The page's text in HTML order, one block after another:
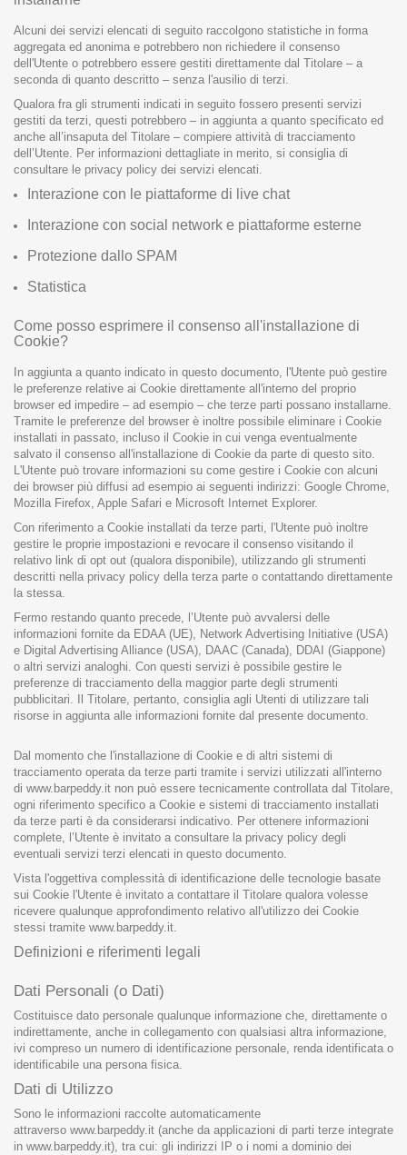
Alcuni dei servizi elencati di seguito raccolgono statistiche in forma
aggregata ed anonima e potrebbero non richiedere il consenso
dell'Utente o potrebbero essere gestiti direttamente dal Titolare – a
seconda di quanto descritto – senza l'ausilio di terzi.
Qualora fra gli strumenti indicati in seguito fossero presenti servizi
gestiti da terzi, questi potrebbero – in aggiunta a quanto specificato ed
anche all’insaputa del Titolare – compiere attività di tracciamento
dell’Utente. Per informazioni dettagliate in merito, si consiglia di
consultare le privacy policy dei servizi elencati.
Interazione con le piattaforme di live chat
Interazione con social network e piattaforme esterne
Protezione dallo SPAM
Statistica
Come posso esprimere il consenso all'installazione di
Cookie?
In aggiunta a quanto indicato in questo documento, l'Utente può gestire
le preferenze relative ai Cookie direttamente all'interno del proprio
browser ed impedire – ad esempio – che terze parti possano installarne.
Tramite le preferenze del browser è inoltre possibile eliminare i Cookie
installati in passato, incluso il Cookie in cui venga eventualmente
salvato il consenso all'installazione di Cookie da parte di questo sito.
L'Utente può trovare informazioni su come gestire i Cookie con alcuni
dei browser più diffusi ad esempio ai seguenti indirizzi: Google Chrome,
Mozilla Firefox, Apple Safari e Microsoft Internet Explorer.
Con riferimento a Cookie installati da terze parti, l'Utente può inoltre
gestire le proprie impostazioni e revocare il consenso visitando il
relativo link di opt out (qualora disponibile), utilizzando gli strumenti
descritti nella privacy policy della terza parte o contattando direttamente
la stessa.
Fermo restando quanto precede, l’Utente può avvalersi delle
informazioni fornite da EDAA(UE), Network Advertising Initiative (USA)
e Digital Advertising Alliance (USA), DAAC (Canada), DDAI (Giappone)
o altri servizi analoghi. Con questi servizi è possibile gestire le
preferenze di tracciamento della maggior parte degli strumenti
pubblicitari. Il Titolare, pertanto, consiglia agli Utenti di utilizzare tali
risorse in aggiunta alle informazioni fornite dal presente documento.
Dal momento che l'installazione di Cookie e di altri sistemi di
tracciamento operata da terze parti tramite i servizi utilizzati all'interno
di www.barpeddy.it non può essere tecnicamente controllata dal Titolare,
ogni riferimento specifico a Cookie e sistemi di tracciamento installati
da terze parti è da considerarsi indicativo. Per ottenere informazioni
complete, l’Utente è invitato a consultare la privacy policy degli
eventuali servizi terzi elencati in questo documento.
Vista l'oggettiva complessità di identificazione delle tecnologie basate
sui Cookie l'Utente è invitato a contattare il Titolare qualora volesse
ricevere qualunque approfondimento relativo all'utilizzo dei Cookie
stessi tramite www.barpeddy.it.
Definizioni e riferimenti legali
Dati Personali (o Dati)
Costituisce dato personale qualunque informazione che, direttamente o
indirettamente, anche in collegamento con qualsiasi altra informazione,
ivi compreso un numero di identificazione personale, renda identificata o
identificabile una persona fisica.
Dati di Utilizzo
Sono le informazioni raccolte automaticamente
attraverso www.barpeddy.it (anche da applicazioni di parti terze integrate
in www.barpeddy.it), tra cui: gli indirizzi IP o i nomi a dominio dei